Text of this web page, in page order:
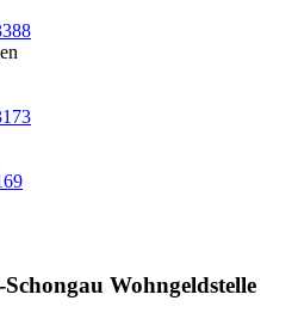
Wohngeldstelle